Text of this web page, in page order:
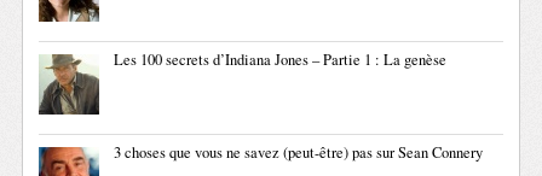
Les 100 secrets d’Indiana Jones – Partie 1 : La genèse
3 choses que vous ne savez (peut-être) pas sur Sean Connery